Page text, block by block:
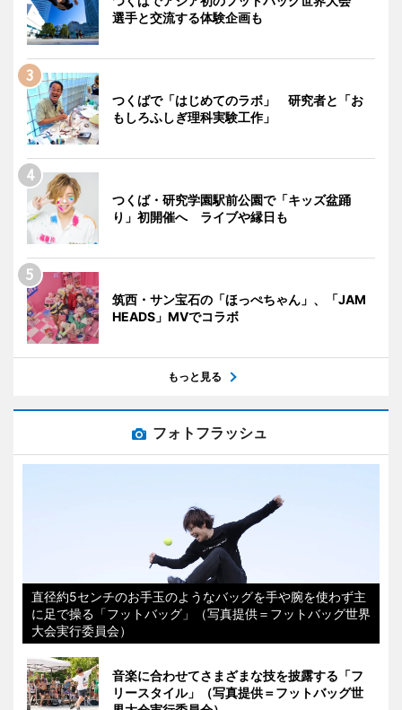
選手と交流する体験企画も
つくばで「はじめてのラボ」 研究者と「お
もしろふしぎ理科実験工作」
つくば・研究学園駅前公園で「キッズ盆踊
り」初開催へ ライブや縁日も
筑西・サン宝石の「ほっぺちゃん」、「JAM
HEADS」MVでコラボ
もっと見る
フォトフラッシュ
直径約5センチのお手玉のようなバッグを手や腕を使わず主
に足で操る「フットバッグ」（写真提供＝フットバッグ世界
大会実行委員会）
音楽に合わせてさまざまな技を披露する「フ
リースタイル」（写真提供＝フットバッグ世